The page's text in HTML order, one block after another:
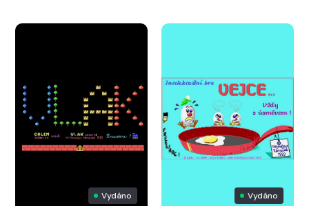
Vydáno Vydáno